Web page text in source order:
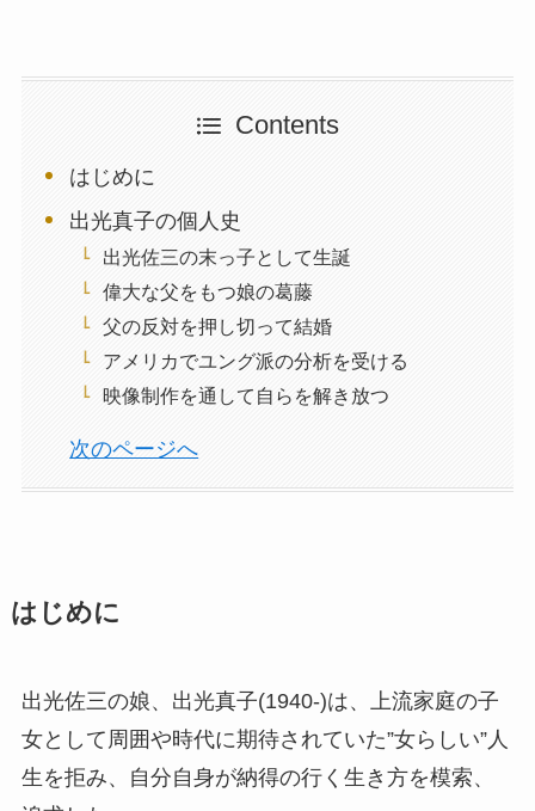
Contents
はじめに
出光真子の個人史
出光佐三の末っ子として生誕
偉大な父をもつ娘の葛藤
父の反対を押し切って結婚
アメリカでユング派の分析を受ける
映像制作を通して自らを解き放つ
次のページへ
はじめに
出光佐三の娘、出光真子(1940-)は、上流家庭の子
女として周囲や時代に期待されていた”女らしい”人
生を拒み、自分自身が納得の行く生き方を模索、